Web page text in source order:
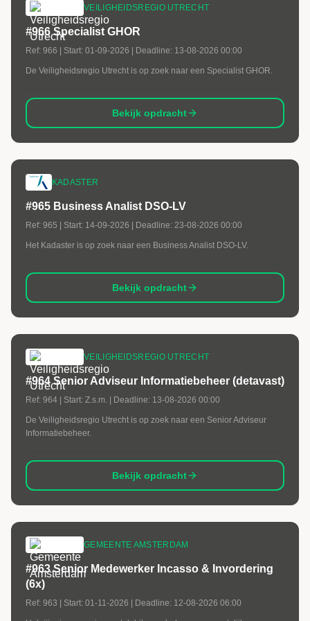
VEILIGHEIDSREGIO UTRECHT
#966 Specialist GHOR
Ref: 966 | Start: 01-09-2026 | Deadline: 13-08-2026 00:00
De Veiligheidsregio Utrecht is op zoek naar een Specialist GHOR.
Bekijk opdracht
KADASTER
#965 Business Analist DSO-LV
Ref: 965 | Start: 14-09-2026 | Deadline: 23-08-2026 00:00
Het Kadaster is op zoek naar een Business Analist DSO-LV.
Bekijk opdracht
VEILIGHEIDSREGIO UTRECHT
#964 Senior Adviseur Informatiebeheer (detavast)
Ref: 964 | Start: Z.s.m. | Deadline: 13-08-2026 00:00
De Veiligheidsregio Utrecht is op zoek naar een Senior Adviseur
Informatiebeheer.
Bekijk opdracht
GEMEENTE AMSTERDAM
#963 Senior Medewerker Incasso & Invordering
(6x)
Ref: 963 | Start: 01-11-2026 | Deadline: 12-08-2026 06:00